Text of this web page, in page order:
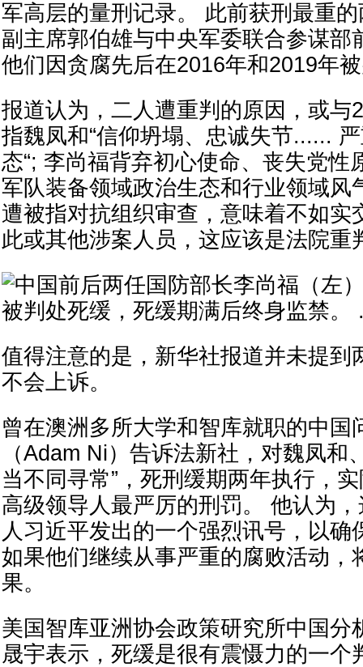
军高层的量刑记录。 此前获刑最重
副主席郭伯雄与中央军委联合参谋部
他们因贪腐先后在2016年和2019年
报道认为，二人遭重判的原因，或与
指魏凤和“信仰坍塌、忠诚失节......
态“; 李尚福背弃初心使命、丧失党性
军队装备领域政治生态和行业领域风
遭被指对抗组织审查，意味着不如实
此或其他涉案人员，这应该是法院重
值得注意的是，新华社报道并未提到
不会上诉。
曾在澳洲多所大学和智库就职的中国
（Adam Ni）告诉法新社，对魏凤和
当不同寻常”，死刑缓期两年执行，
高级领导人最严厉的刑罚。 他认为
人习近平发出的一个强烈讯号，以确
如果他们继续从事严重的腐败活动，
果。
美国智库亚洲协会政策研究所中国分
晟宇表示，死缓是很有震慑力的一个